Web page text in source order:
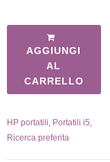
AGGIUNGI
AL
CARRELLO
HP portatili Portatili i5
Ricerca preferita